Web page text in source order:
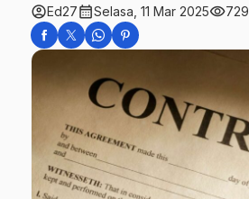
account_circleEd27calendar_monthSelasa, 11 Mar 2025visibility729